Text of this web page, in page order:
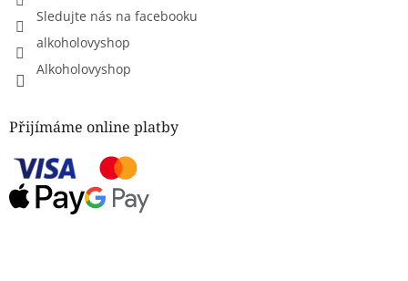
Sledujte nás na facebooku
alkoholovyshop
Alkoholovyshop
Přijímáme online platby